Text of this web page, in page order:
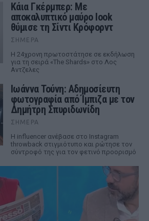
Κάια Γκέρμπερ: Με
αποκαλυπτικό μαύρο look
θύμισε τη Σίντι Κρόφορντ
ΣΉΜΕΡΑ
Η 24χρονη πρωτοστάτησε σε εκδήλωση
για τη σειρά «The Shards» στο Λος
Αντζελες
Ιωάννα Τούνη: Αδημοσίευτη
φωτογραφία από Ίμπιζα με τον
Δημήτρη Σπυριδωνίδη
ΣΉΜΕΡΑ
Η influencer ανέβασε στο Instagram
throwback στιγμιότυπο και ρώτησε τον
σύντροφό της για τον φετινό προορισμό